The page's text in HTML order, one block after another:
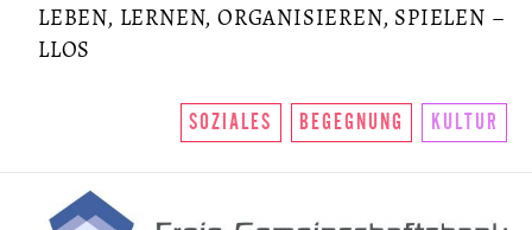
LEBEN, LERNEN, ORGANISIEREN, SPIELEN –
LLOS
SOZIALES BEGEGNUNG KULTUR